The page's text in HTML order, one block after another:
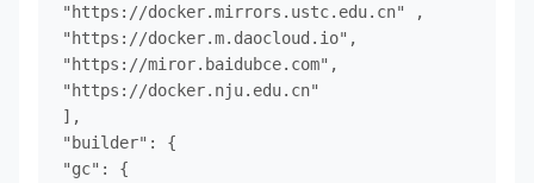
"https://docker.mirrors.ustc.edu.cn" ,
"https://docker.m.daocloud.io",
"https://miror.baidubce.com",
"https://docker.nju.edu.cn"
],
"builder": {
"gc": {